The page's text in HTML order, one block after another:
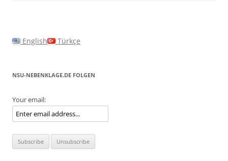
English Türkçe
NSU-NEBENKLAGE.DE FOLGEN
Your email: